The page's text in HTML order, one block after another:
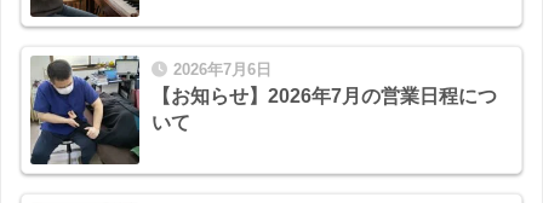
2026年7月6日
【お知らせ】2026年7月の営業日程につ
いて